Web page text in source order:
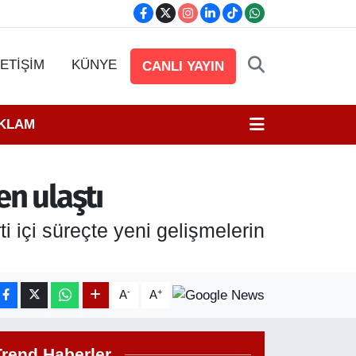
KÜNYE CANLI YAYIN
ulaştı
içi süreçte yeni gelişmelerin
A- A+